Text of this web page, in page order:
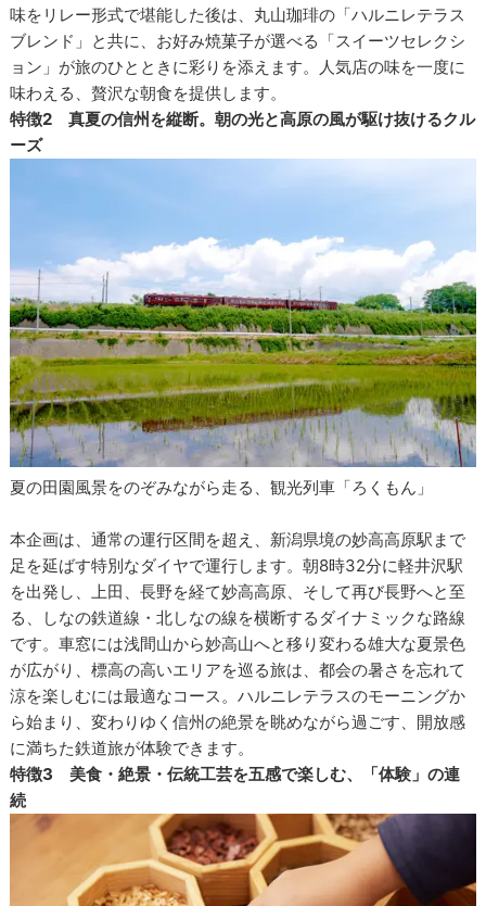
味をリレー形式で堪能した後は、丸山珈琲の「ハルニレテラス
ブレンド」と共に、お好み焼菓子が選べる「スイーツセレクシ
ョン」が旅のひとときに彩りを添えます。人気店の味を一度に
味わえる、贅沢な朝食を提供します。
特徴2 真夏の信州を縦断。朝の光と高原の風が駆け抜けるクル
ーズ
夏の田園風景をのぞみながら走る、観光列車「ろくもん」
本企画は、通常の運行区間を超え、新潟県境の妙高高原駅まで
足を延ばす特別なダイヤで運行します。朝8時32分に軽井沢駅
を出発し、上田、長野を経て妙高高原、そして再び長野へと至
る、しなの鉄道線・北しなの線を横断するダイナミックな路線
です。車窓には浅間山から妙高山へと移り変わる雄大な夏景色
が広がり、標高の高いエリアを巡る旅は、都会の暑さを忘れて
涼を楽しむには最適なコース。ハルニレテラスのモーニングか
ら始まり、変わりゆく信州の絶景を眺めながら過ごす、開放感
に満ちた鉄道旅が体験できます。
特徴3 美食・絶景・伝統工芸を五感で楽しむ、「体験」の連
続